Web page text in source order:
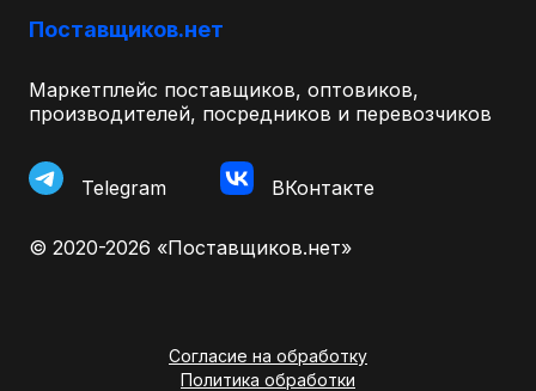
Поставщиков.нет
Маркетплейс поставщиков, оптовиков,
производителей, посредников и перевозчиков
Telegram ВКонтакте
© 2020-2026 «Поставщиков.нет»
Согласие на обработку
Политика обработки